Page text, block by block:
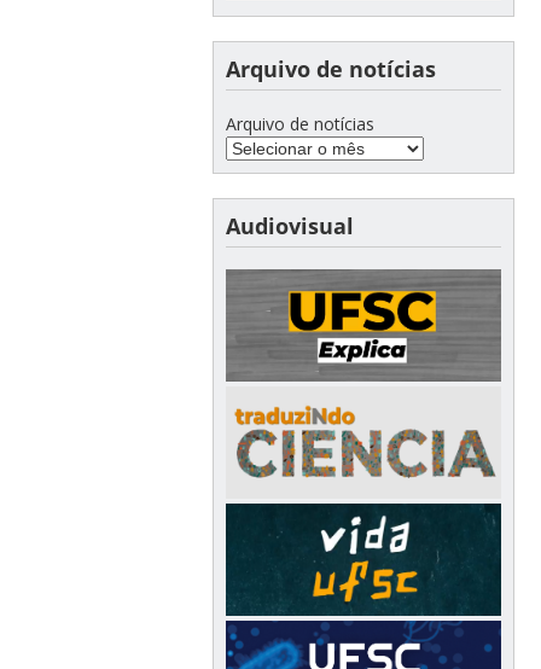
Arquivo de notícias
Arquivo de notícias
Audiovisual